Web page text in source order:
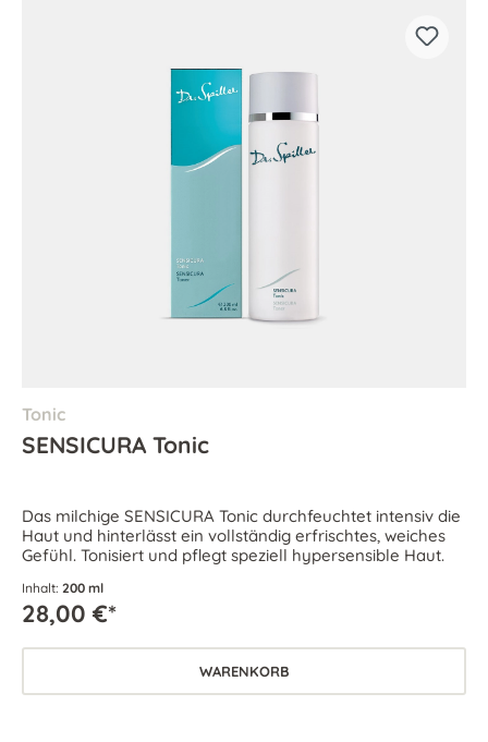
Tonic
SENSICURA Tonic
Das milchige SENSICURA Tonic durchfeuchtet intensiv die
Haut und hinterlässt ein vollständig erfrischtes, weiches
Gefühl. Tonisiert und pflegt speziell hypersensible Haut.
Inhalt: 200 ml
28,00 €*
WARENKORB